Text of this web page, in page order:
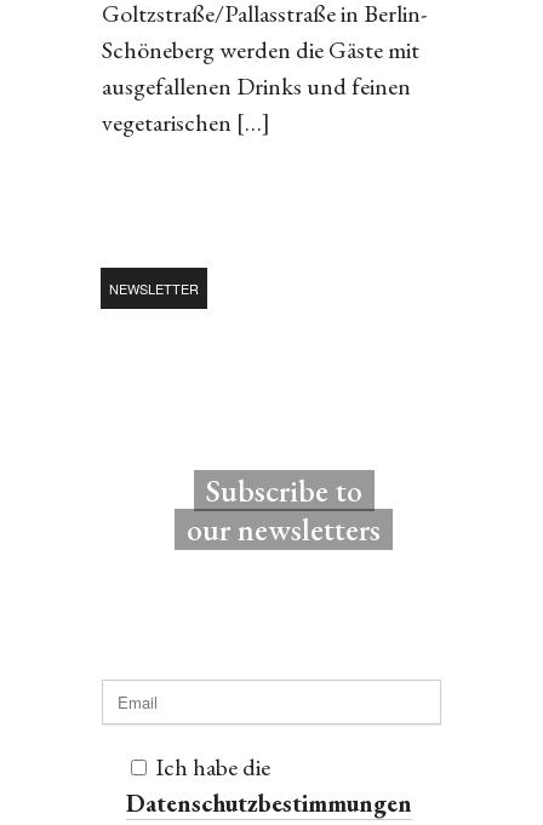
Goltzstraße/Pallasstraße in Berlin-
Schöneberg werden die Gäste mit
ausgefallenen Drinks und feinen
vegetarischen […]
NEWSLETTER
Subscribe to
our newsletters
Ich habe die
Datenschutzbestimmungen